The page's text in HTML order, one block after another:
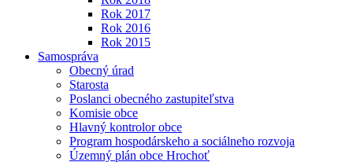
Rok 2017
Rok 2016
Rok 2015
Samospráva
Obecný úrad
Starosta
Poslanci obecného zastupiteľstva
Komisie obce
Hlavný kontrolor obce
Program hospodárskeho a sociálneho rozvoja
Územný plán obce Hrochoť